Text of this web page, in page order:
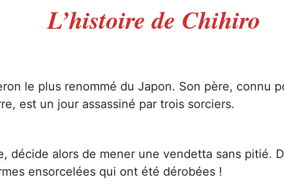
L’histoire de Chihiro
le plus renommé du Japon. Son père, connu
est un jour assassiné par trois sorciers.
décide alors de mener une vendetta sans pitié.
ensorcelées qui ont été dérobées !